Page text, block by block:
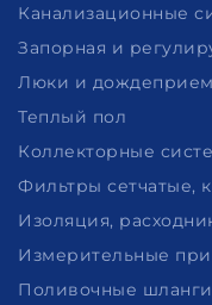
Канализационные
Запорная и
Люки и
Теплый пол
Коллекторные
Фильтры сетчатые,
Изоляция,
Измерительные
Поливочные